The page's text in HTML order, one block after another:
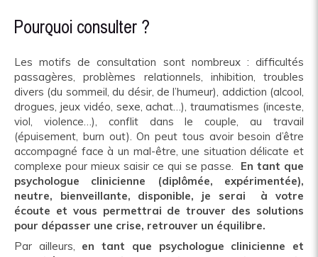
Pourquoi consulter ?
Les motifs de consultation sont nombreux : difficultés
passagères, problèmes relationnels, inhibition, troubles
divers (du sommeil, du désir, de l’humeur), addiction (alcool,
drogues, jeux vidéo, sexe, achat…), traumatismes (inceste,
viol, violence…), conflit dans le couple, au travail
(épuisement, burn out). On peut tous avoir besoin d’être
accompagné face à un mal-être, une situation délicate et
complexe pour mieux saisir ce qui se passe. En tant que
psychologue clinicienne (diplômée, expérimentée),
neutre, bienveillante, disponible, je serai à votre
écoute et vous permettrai de trouver des solutions
pour dépasser une crise, retrouver un équilibre.
Par ailleurs, en tant que psychologue clinicienne et